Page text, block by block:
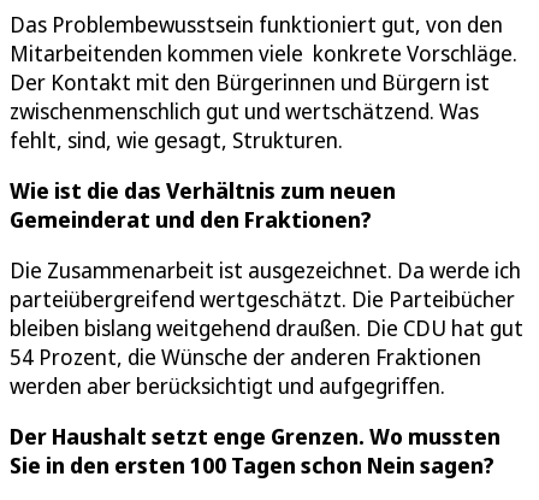
Das Problembewusstsein funktioniert gut, von den
Mitarbeitenden kommen viele konkrete Vorschläge.
Der Kontakt mit den Bürgerinnen und Bürgern ist
zwischenmenschlich gut und wertschätzend. Was
fehlt, sind, wie gesagt, Strukturen.
Wie ist die das Verhältnis zum neuen
Gemeinderat und den Fraktionen?
Die Zusammenarbeit ist ausgezeichnet. Da werde ich
parteiübergreifend wertgeschätzt. Die Parteibücher
bleiben bislang weitgehend draußen. Die CDU hat gut
54 Prozent, die Wünsche der anderen Fraktionen
werden aber berücksichtigt und aufgegriffen.
Der Haushalt setzt enge Grenzen. Wo mussten
Sie in den ersten 100 Tagen schon Nein sagen?